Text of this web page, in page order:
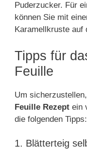
Puderzucker. Für
können Sie mit
Karamellkruste auf
Tipps für
Feuille
Um
Feuille Rezept ein
die folgenden Tipps:
1. Blätterteig